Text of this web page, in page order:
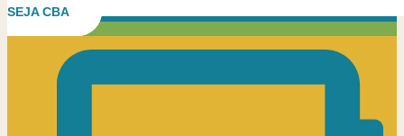
SEJA CBA